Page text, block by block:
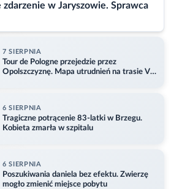
w Jaryszowie. Sprawca
7 SIERPNIA
Tour de Pologne przejedzie przez
Opolszczyznę. Mapa utrudnień na trasie V
6 SIERPNIA
Tragiczne potrącenie 83-latki w Brzegu.
Kobieta zmarła w szpitalu
6 SIERPNIA
Poszukiwania daniela bez efektu. Zwierzę
mogło zmienić miejsce pobytu